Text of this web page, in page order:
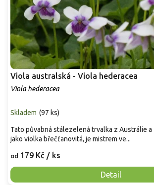
Viola australská - Viola hederacea
Viola hederacea
Skladem (97 ks)
od 179 Kč / ks
Detail
Tato půvabná stálezelená trvalka z Austrálie a
jako violka břečťanovitá, je mistrem ve...